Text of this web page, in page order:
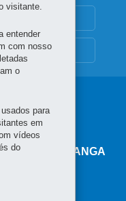
DE PITANGA
visitante.
entender
com nosso
o
para
em
vídeos
do